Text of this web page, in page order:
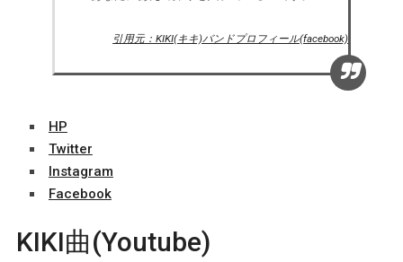
引用元：KIKI(キキ)バンドプロフィール(facebook)
HP
Twitter
Instagram
Facebook
KIKI曲(Youtube)